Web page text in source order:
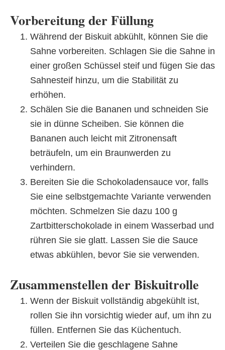
Vorbereitung der Füllung
Während der Biskuit abkühlt, können Sie die
Sahne vorbereiten. Schlagen Sie die Sahne in
einer großen Schüssel steif und fügen Sie das
Sahnesteif hinzu, um die Stabilität zu
erhöhen.
Schälen Sie die Bananen und schneiden Sie
sie in dünne Scheiben. Sie können die
Bananen auch leicht mit Zitronensaft
beträufeln, um ein Braunwerden zu
verhindern.
Bereiten Sie die Schokoladensauce vor, falls
Sie eine selbstgemachte Variante verwenden
möchten. Schmelzen Sie dazu 100 g
Zartbitterschokolade in einem Wasserbad und
rühren Sie sie glatt. Lassen Sie die Sauce
etwas abkühlen, bevor Sie sie verwenden.
Zusammenstellen der Biskuitrolle
Wenn der Biskuit vollständig abgekühlt ist,
rollen Sie ihn vorsichtig wieder auf, um ihn zu
füllen. Entfernen Sie das Küchentuch.
Verteilen Sie die geschlagene Sahne